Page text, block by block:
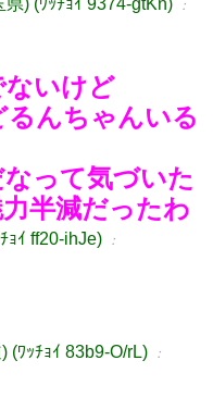
：
ないけど
んちゃんいる
って気づいた
半減だったわ
ｮｲ ff20-ihJe) ：
(ﾜｯﾁｮｲ 83b9-O/rL) ：